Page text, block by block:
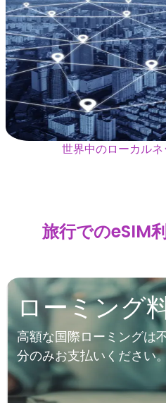
世界中のローカル
旅行でのeSIM
ローミング
高額な国際ローミングは
分のみお支払いください。